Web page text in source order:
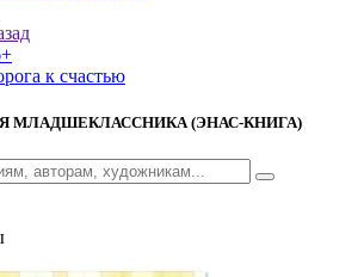
к счастью
МЛАДШЕКЛАССНИКА (ЭНАС-КНИГА)